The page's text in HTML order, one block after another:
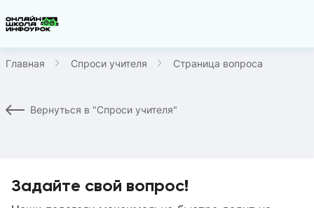
Главная Спроси учителя Страница вопроса
Вернуться в "Спроси учителя"
Задайте свой вопрос!